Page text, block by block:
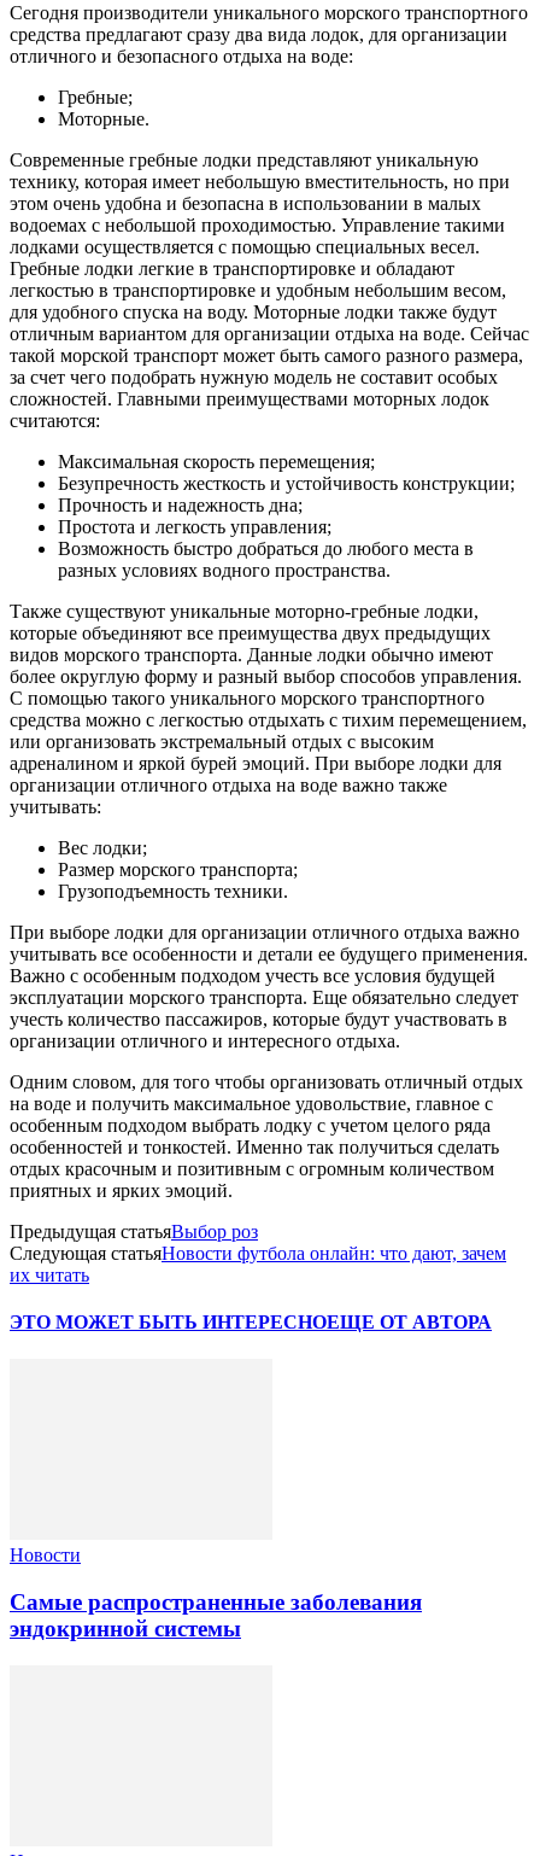
Сегодня производители уникального морского транспортного
средства предлагают сразу два вида лодок, для организации
отличного и безопасного отдыха на воде:
Гребные;
Моторные.
Современные гребные лодки представляют уникальную
технику, которая имеет небольшую вместительность, но при
этом очень удобна и безопасна в использовании в малых
водоемах с небольшой проходимостью. Управление такими
лодками осуществляется с помощью специальных весел.
Гребные лодки легкие в транспортировке и обладают
легкостью в транспортировке и удобным небольшим весом,
для удобного спуска на воду. Моторные лодки также будут
отличным вариантом для организации отдыха на воде. Сейчас
такой морской транспорт может быть самого разного размера,
за счет чего подобрать нужную модель не составит особых
сложностей. Главными преимуществами моторных лодок
считаются:
Максимальная скорость перемещения;
Безупречность жесткость и устойчивость конструкции;
Прочность и надежность дна;
Простота и легкость управления;
Возможность быстро добраться до любого места в
разных условиях водного пространства.
Также существуют уникальные моторно-гребные лодки,
которые объединяют все преимущества двух предыдущих
видов морского транспорта. Данные лодки обычно имеют
более округлую форму и разный выбор способов управления.
С помощью такого уникального морского транспортного
средства можно с легкостью отдыхать с тихим перемещением,
или организовать экстремальный отдых с высоким
адреналином и яркой бурей эмоций. При выборе лодки для
организации отличного отдыха на воде важно также
учитывать:
Вес лодки;
Размер морского транспорта;
Грузоподъемность техники.
При выборе лодки для организации отличного отдыха важно
учитывать все особенности и детали ее будущего применения.
Важно с особенным подходом учесть все условия будущей
эксплуатации морского транспорта. Еще обязательно следует
учесть количество пассажиров, которые будут участвовать в
организации отличного и интересного отдыха.
Одним словом, для того чтобы организовать отличный отдых
на воде и получить максимальное удовольствие, главное с
особенным подходом выбрать лодку с учетом целого ряда
особенностей и тонкостей. Именно так получиться сделать
отдых красочным и позитивным с огромным количеством
приятных и ярких эмоций.
Предыдущая статьяВыбор роз
Следующая статьяНовости футбола онлайн: что дают, зачем
их читать
ЭТО МОЖЕТ БЫТЬ ИНТЕРЕСНОЕЩЕ ОТ АВТОРА
Новости
Самые распространенные заболевания
эндокринной системы